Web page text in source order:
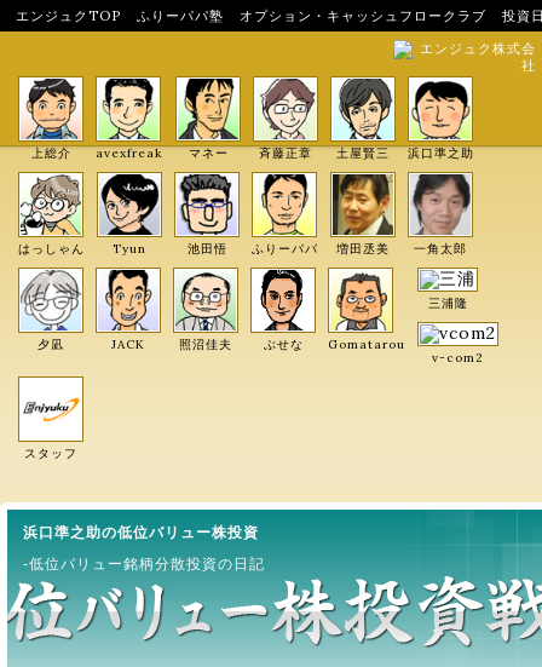
エンジュクTOP ふりーパパ塾 オプション・キャッシュフロークラブ
投資
エンジュク株式会
社
上総介 avexfreak マネー 斉藤正章 土屋賢三 浜口準之助
はっしゃん Tyun 池田悟 ふりーパパ 増田丞美 一角太郎
夕凪 JACK 照沼佳夫 ぶせな Gomatarou
三浦隆
v-com2
スタッフ
浜口準之助の低位バリュー株投資
-低位バリュー銘柄分散投資の日記